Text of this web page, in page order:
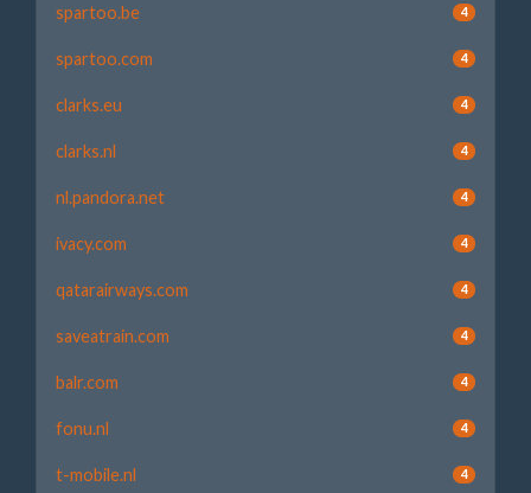
spartoo.be 4
spartoo.com 4
clarks.eu 4
clarks.nl 4
nl.pandora.net 4
ivacy.com 4
qatarairways.com 4
saveatrain.com 4
balr.com 4
fonu.nl 4
t-mobile.nl 4